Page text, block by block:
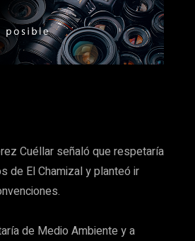
Cuéllar señaló que respetaría
de El Chamizal y planteó ir
de Medio Ambiente y a